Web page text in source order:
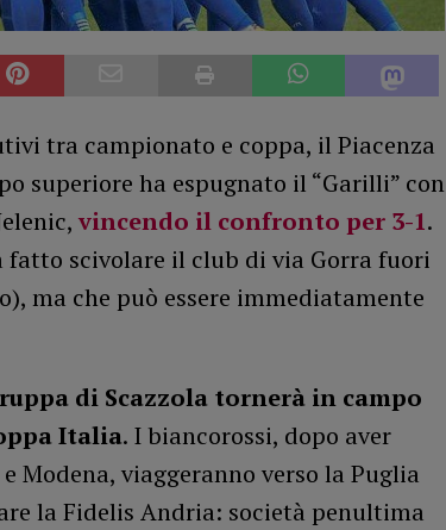
tra campionato e coppa, il Piacenza
superiore ha espugnato il “Garilli” con
vincendo il confronto per 3-1.
fatto scivolare il club di via Gorra fuori
ma che può essere immediatamente
di Scazzola tornerà in campo
Italia. I biancorossi, dopo aver
Modena, viaggeranno verso la Puglia
la Fidelis Andria: società penultima